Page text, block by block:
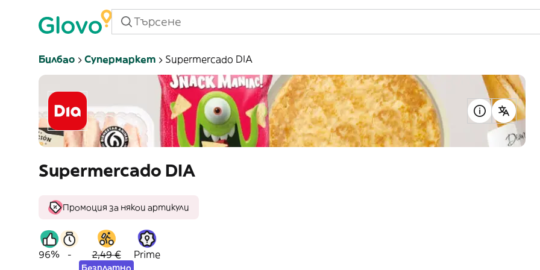
Билбао Супермаркет Supermercado DIA
Supermercado DIA
Промоция за някои артикули
96% - 2,49 €
Безплатно
Prime